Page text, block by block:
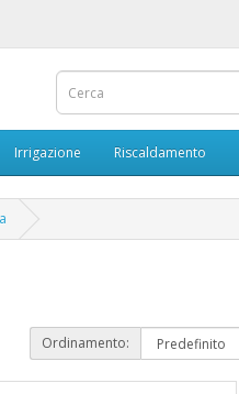
Irrigazione Riscaldamento
Ordinamento: